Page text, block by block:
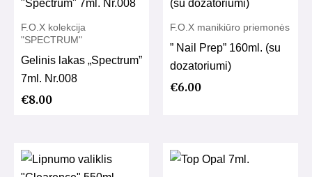
F.O.X kolekcija
"SPECTRUM"
Gelinis lakas „Spectrum”
7ml. Nr.008
€8.00
F.O.X manikiūro priemonės
” Nail Prep” 160ml. (su
dozatoriumi)
€6.00